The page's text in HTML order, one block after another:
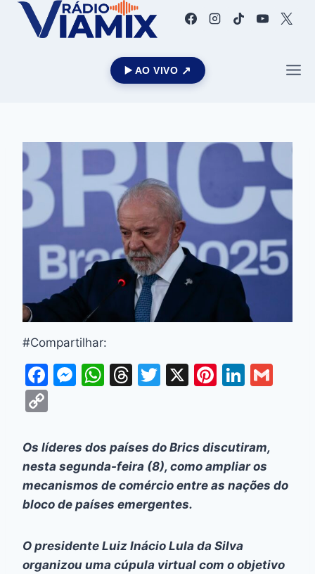
▶️ AO VIVO
#Compartilhar:
F
e
b
o
o
M
s
e
n
g
W
s
A
p
p
T
a
d
s
T
er
X
Pi
e
st
Li
e
dI
n
p
y
Li
n
k
Os líderes dos países do Brics discutiram,
nesta segunda-feira (8), como ampliar os
mecanismos de comércio entre as nações do
bloco de países emergentes.
O presidente Luiz Inácio Lula da Silva
organizou uma cúpula virtual com o objetivo